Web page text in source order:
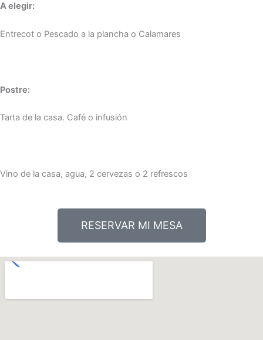
A elegir:
Entrecot o Pescado a la plancha o Calamares
Postre:
Tarta de la casa. Café o infusión
Vino de la casa, agua, 2 cervezas o 2 refrescos
RESERVAR MI MESA